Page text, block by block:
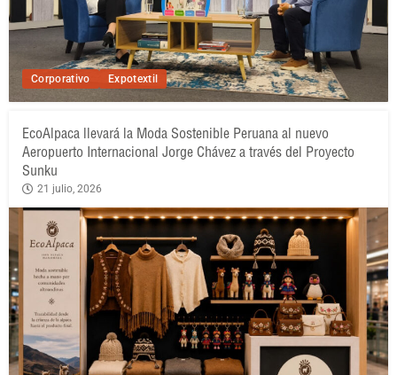
Corporativo Expotextil
EcoAlpaca llevará la Moda Sostenible Peruana al nuevo
Aeropuerto Internacional Jorge Chávez a través del Proyecto
Sunku
21 julio, 2026